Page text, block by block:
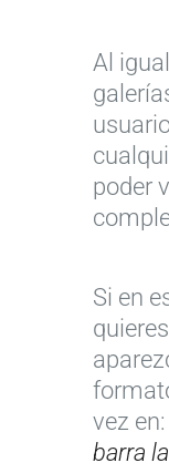
Al
poder
Si en
vez en:
barra